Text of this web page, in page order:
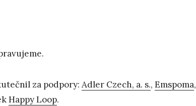
za podpory: Adler Czech, a. s., Emspoma,
Happy Loop.